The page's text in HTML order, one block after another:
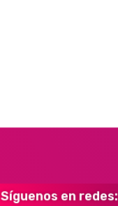
Síguenos en redes: